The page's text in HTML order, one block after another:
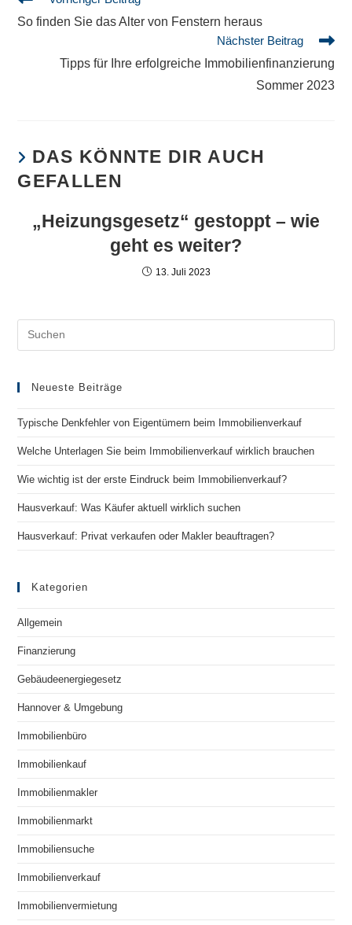
So finden Sie das Alter von Fenstern heraus
Nächster Beitrag
Tipps für Ihre erfolgreiche Immobilienfinanzierung
Sommer 2023
DAS KÖNNTE DIR AUCH
GEFALLEN
„Heizungsgesetz“ gestoppt – wie
geht es weiter?
13. Juli 2023
Neueste Beiträge
Typische Denkfehler von Eigentümern beim Immobilienverkauf
Welche Unterlagen Sie beim Immobilienverkauf wirklich brauchen
Wie wichtig ist der erste Eindruck beim Immobilienverkauf?
Hausverkauf: Was Käufer aktuell wirklich suchen
Hausverkauf: Privat verkaufen oder Makler beauftragen?
Kategorien
Allgemein
Finanzierung
Gebäudeenergiegesetz
Hannover & Umgebung
Immobilienbüro
Immobilienkauf
Immobilienmakler
Immobilienmarkt
Immobiliensuche
Immobilienverkauf
Immobilienvermietung